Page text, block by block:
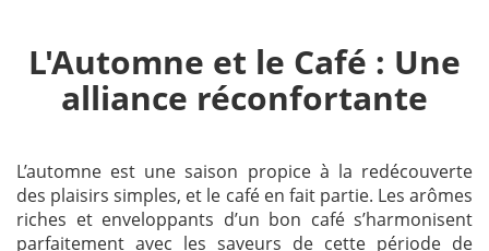
L'Automne et le Café : Une
alliance réconfortante
L’automne est une saison propice à la redécouverte
des plaisirs simples, et le café en fait partie. Les arômes
riches et enveloppants d’un bon café s’harmonisent
parfaitement avec les saveurs de cette période de